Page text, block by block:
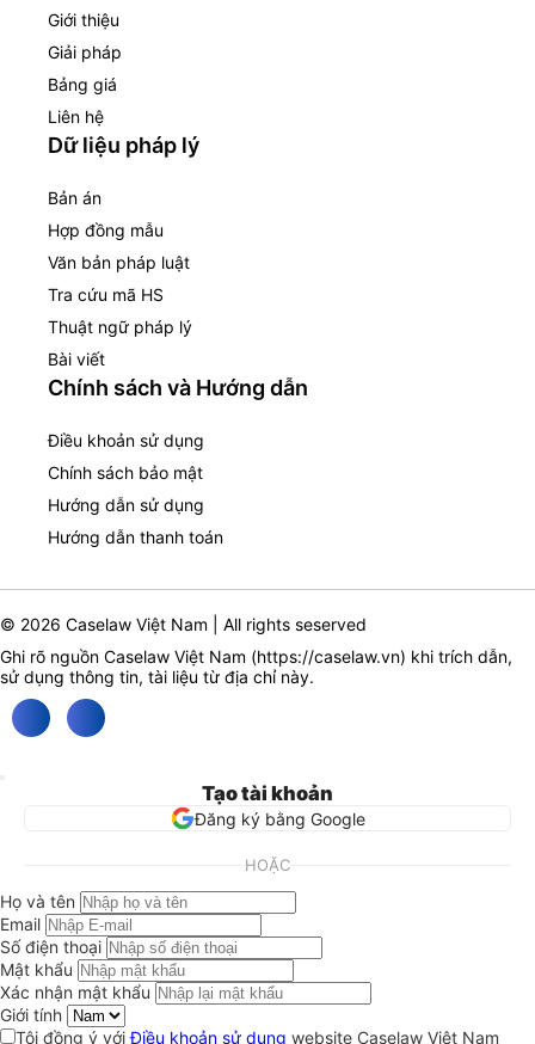
Giới thiệu
Giải pháp
Bảng giá
Liên hệ
Dữ liệu pháp lý
Bản án
Hợp đồng mẫu
Văn bản pháp luật
Tra cứu mã HS
Thuật ngữ pháp lý
Bài viết
Chính sách và Hướng dẫn
Điều khoản sử dụng
Chính sách bảo mật
Hướng dẫn sử dụng
Hướng dẫn thanh toán
© 2026 Caselaw Việt Nam | All rights seserved
Ghi rõ nguồn Caselaw Việt Nam (https://caselaw.vn) khi trích dẫn,
sử dụng thông tin, tài liệu từ địa chỉ này.
Tạo tài khoản
Đăng ký bằng Google
HOẶC
Họ và tên
Email
Số điện thoại
Mật khẩu
Xác nhận mật khẩu
Giới tính
Tôi đồng ý vớiĐiều khoản sử dụng website Caselaw Việt Nam